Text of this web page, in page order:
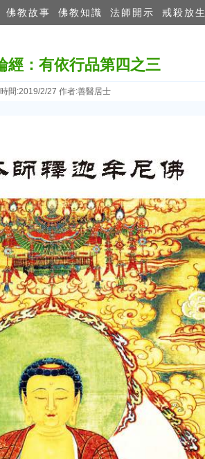
佛教故事 佛教知識 法師開示 戒殺放生
經：有依行品第四之三
時間:2019/2/27 作者:善醫居士